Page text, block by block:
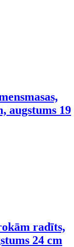
augstums 19
radīts,
24 cm